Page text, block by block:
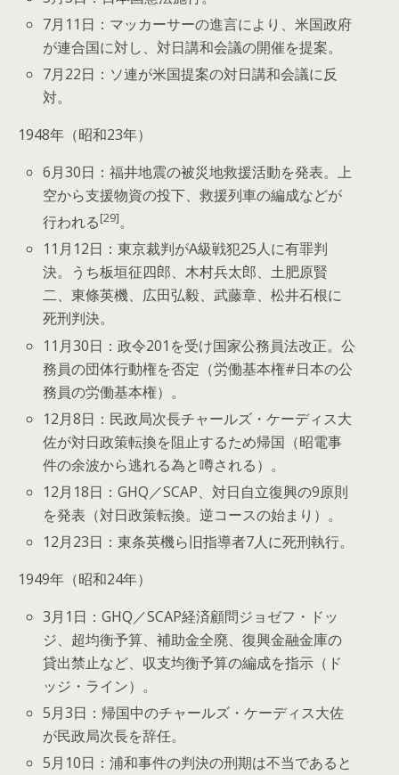
7月11日：マッカーサーの進言により、米国政府
が連合国に対し、対日講和会議の開催を提案。
7月22日：ソ連が米国提案の対日講和会議に反
対。
1948年（昭和23年）
6月30日：福井地震の被災地救援活動を発表。上
空から支援物資の投下、救援列車の編成などが
行われる[29]。
11月12日：東京裁判がA級戦犯25人に有罪判
決。うち板垣征四郎、木村兵太郎、土肥原賢
二、東條英機、広田弘毅、武藤章、松井石根に
死刑判決。
11月30日：政令201を受け国家公務員法改正。公
務員の団体行動権を否定（労働基本権#日本の公
務員の労働基本権）。
12月8日：民政局次長チャールズ・ケーディス大
佐が対日政策転換を阻止するため帰国（昭電事
件の余波から逃れる為と噂される）。
12月18日：GHQ／SCAP、対日自立復興の9原則
を発表（対日政策転換。逆コースの始まり）。
12月23日：東条英機ら旧指導者7人に死刑執行。
1949年（昭和24年）
3月1日：GHQ／SCAP経済顧問ジョゼフ・ドッ
ジ、超均衡予算、補助金全廃、復興金融金庫の
貸出禁止など、収支均衡予算の編成を指示（ド
ッジ・ライン）。
5月3日：帰国中のチャールズ・ケーディス大佐
が民政局次長を辞任。
5月10日：浦和事件の判決の刑期は不当であると